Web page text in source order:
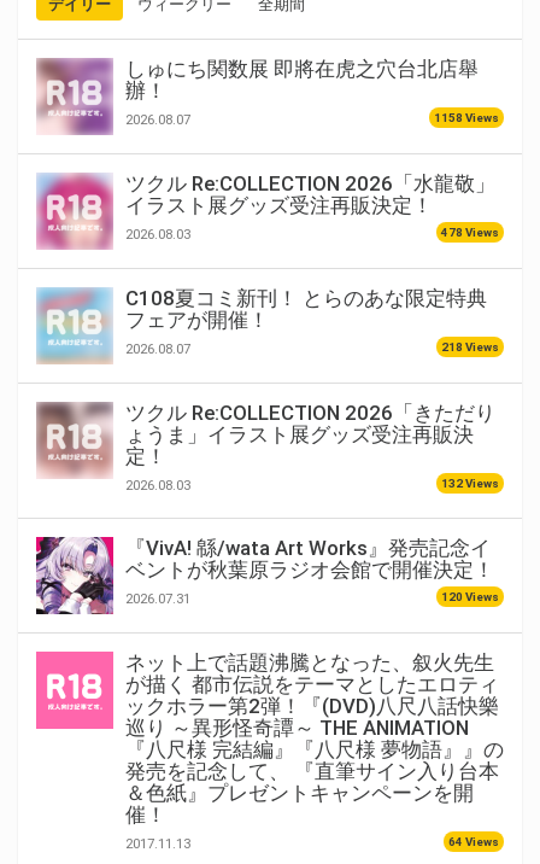
デイリー ウィークリー 全期間
しゅにち関数展 即將在虎之穴台北店舉
辦！
2026.08.07 1158 Views
ツクル Re:COLLECTION 2026「水龍敬」
イラスト展グッズ受注再販決定！
2026.08.03 478 Views
C108夏コミ新刊！ とらのあな限定特典
フェアが開催！
2026.08.07 218 Views
ツクル Re:COLLECTION 2026「きただり
ょうま」イラスト展グッズ受注再販決
定！
2026.08.03 132 Views
『VivA! 緜/wata Art Works』発売記念イ
ベントが秋葉原ラジオ会館で開催決定！
2026.07.31 120 Views
ネット上で話題沸騰となった、叙火先生
が描く 都市伝説をテーマとしたエロティ
ックホラー第2弾！『(DVD)八尺八話快樂
巡り ～異形怪奇譚～ THE ANIMATION
『八尺様 完結編』『八尺様 夢物語』』の
発売を記念して、 『直筆サイン入り台本
＆色紙』プレゼントキャンペーンを開
催！
2017.11.13 64 Views